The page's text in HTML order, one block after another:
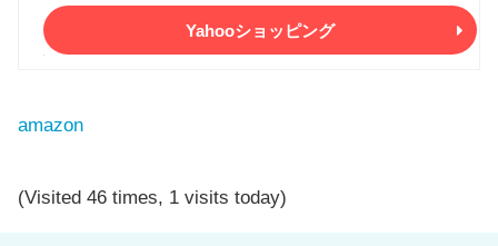
Yahooショッピング
amazon
(Visited 46 times, 1 visits today)